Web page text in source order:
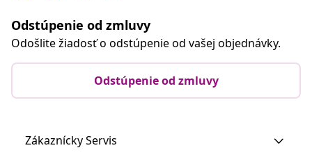
Odstúpenie od zmluvy
Odošlite žiadosť o odstúpenie od vašej objednávky.
Odstúpenie od zmluvy
Zákaznícky Servis